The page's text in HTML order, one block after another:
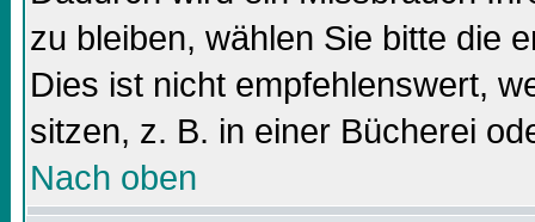
zu bleiben, wählen Sie bitte die
Dies ist nicht empfehlenswert,
sitzen, z. B. in einer Bücherei
Nach oben